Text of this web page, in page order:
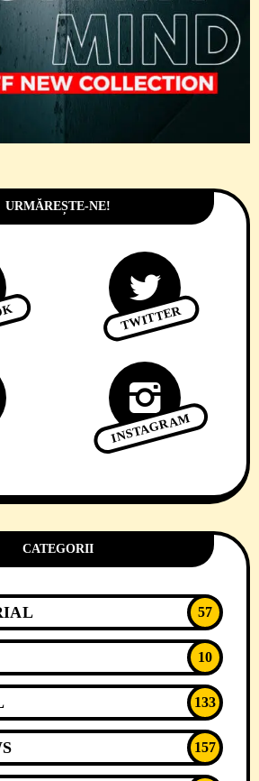
URMĂREȘTE-NE!
TWITTER
INSTAGRAM
CATEGORII
57
10
133
157